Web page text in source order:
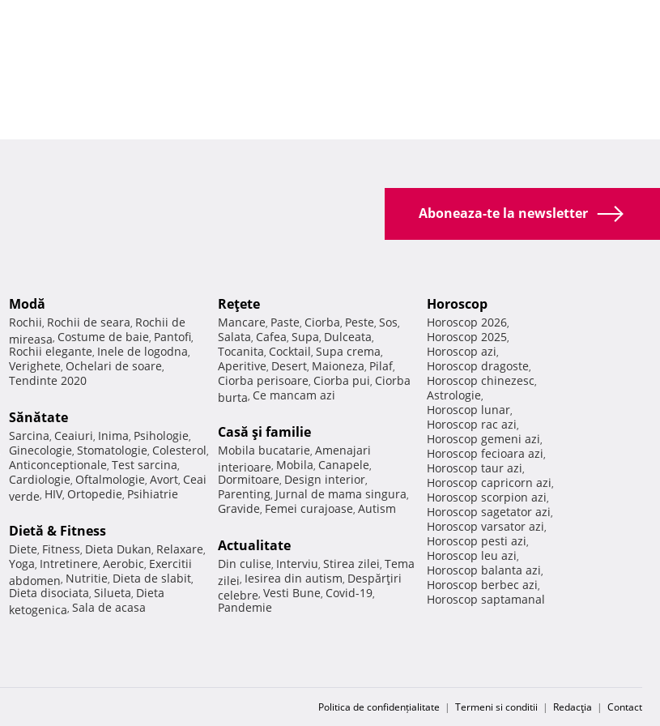
Aboneaza-te la newsletter
Modă
Rochii, Rochii de seara, Rochii de
mireasa, Costume de baie, Pantofi,
Rochii elegante, Inele de logodna,
Verighete, Ochelari de soare,
Tendinte 2020
Sănătate
Sarcina, Ceaiuri, Inima, Psihologie,
Ginecologie, Stomatologie, Colesterol,
Anticonceptionale, Test sarcina,
Cardiologie, Oftalmologie, Avort, Ceai
verde, HIV, Ortopedie, Psihiatrie
Dietă & Fitness
Diete, Fitness, Dieta Dukan, Relaxare,
Yoga, Intretinere, Aerobic, Exercitii
abdomen, Nutritie, Dieta de slabit,
Dieta disociata, Silueta, Dieta
ketogenica, Sala de acasa
Reţete
Mancare, Paste, Ciorba, Peste, Sos,
Salata, Cafea, Supa, Dulceata,
Tocanita, Cocktail, Supa crema,
Aperitive, Desert, Maioneza, Pilaf,
Ciorba perisoare, Ciorba pui, Ciorba
burta, Ce mancam azi
Casă şi familie
Mobila bucatarie, Amenajari
interioare, Mobila, Canapele,
Dormitoare, Design interior,
Parenting, Jurnal de mama singura,
Gravide, Femei curajoase, Autism
Actualitate
Din culise, Interviu, Stirea zilei, Tema
zilei, Iesirea din autism, Despărţiri
celebre, Vesti Bune, Covid-19,
Pandemie
Horoscop
Horoscop 2026,
Horoscop 2025,
Horoscop azi,
Horoscop dragoste,
Horoscop chinezesc,
Astrologie,
Horoscop lunar,
Horoscop rac azi,
Horoscop gemeni azi,
Horoscop fecioara azi,
Horoscop taur azi,
Horoscop capricorn azi,
Horoscop scorpion azi,
Horoscop sagetator azi,
Horoscop varsator azi,
Horoscop pesti azi,
Horoscop leu azi,
Horoscop balanta azi,
Horoscop berbec azi,
Horoscop saptamanal
Politica de confidențialitate | Termeni si conditii | Redacţia | Contact